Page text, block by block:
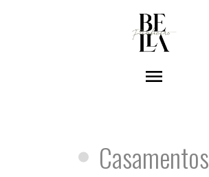
menu
Casamentos